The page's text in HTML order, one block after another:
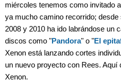
miércoles tenemos como invitado a
ya mucho camino recorrido;
2008 y 2010 ha ido labrándose un
discos como "Pandora" o "El
Xenon está lanzando cortes
un nuevo proyecto con Rees.
Xenon.